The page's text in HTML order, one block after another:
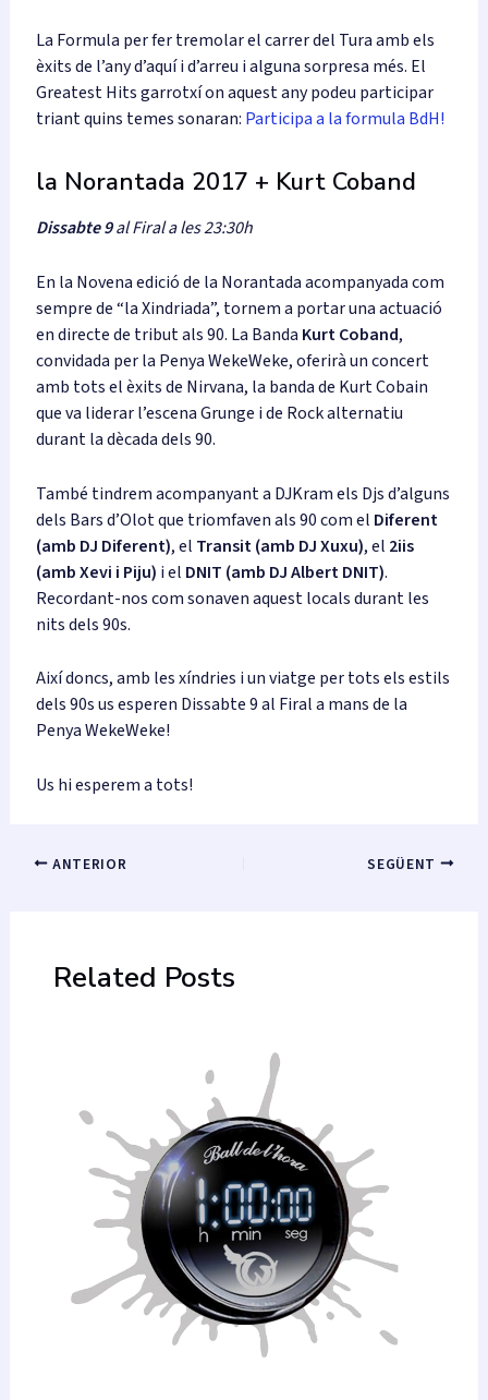
La Formula per fer tremolar el carrer del Tura amb els
èxits de l’any d’aquí i d’arreu i alguna sorpresa més. El
Greatest Hits garrotxí on aquest any podeu participar
triant quins temes sonaran: Participa a la formula BdH!
la Norantada 2017 + Kurt Coband
Dissabte 9al Firal a les 23:30h
En la Novena edició de la Norantada acompanyada com
sempre de “la Xindriada”, tornem a portar una actuació
en directe de tribut als 90. La Banda Kurt Coband,
convidada per la Penya WekeWeke, oferirà un concert
amb tots el èxits de Nirvana, la banda de Kurt Cobain
que va liderar l’escena Grunge i de Rock alternatiu
durant la dècada dels 90.
També tindrem acompanyant a DJKram els Djs d’alguns
dels Bars d’Olot que triomfaven als 90 com el Diferent
(amb DJ Diferent), el Transit (amb DJ Xuxu), el 2iis
(amb Xevi i Piju) i el DNIT (amb DJ Albert DNIT).
Recordant-nos com sonaven aquest locals durant les
nits dels 90s.
Així doncs, amb les xíndries i un viatge per tots els estils
dels 90s us esperen Dissabte 9 al Firal a mans de la
Penya WekeWeke!
Us hi esperem a tots!
NavegacióANTERIOR SEGÜENT
Related Posts